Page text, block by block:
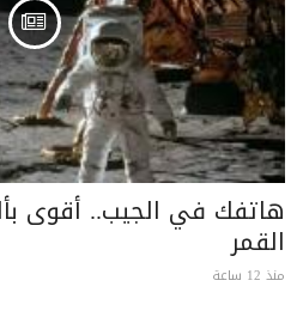
هاتفك في الجيب.. أقوى
القمر
منذ 12 ساعة